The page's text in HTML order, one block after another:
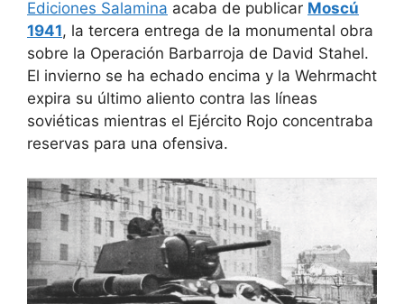
Ediciones Salamina acaba de publicar Moscú
1941, la tercera entrega de la monumental obra
sobre la Operación Barbarroja de David Stahel.
El invierno se ha echado encima y la Wehrmacht
expira su último aliento contra las líneas
soviéticas mientras el Ejército Rojo concentraba
reservas para una ofensiva.